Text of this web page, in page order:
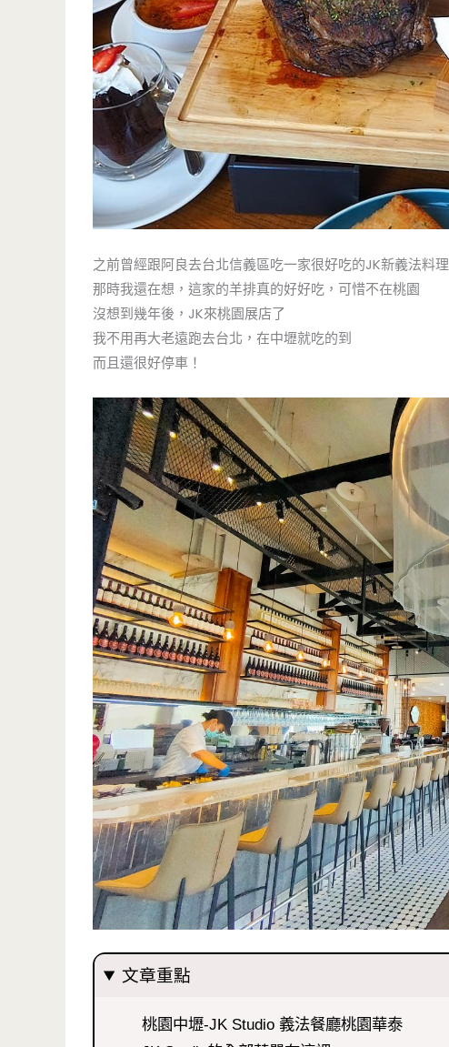
之前曾經跟阿良去台北信義區吃一家很好吃的JK新義法料理
那時我還在想，這家的羊排真的好好吃，可惜不在桃園
沒想到幾年後，JK來桃園展店了
我不用再大老遠跑去台北，在中壢就吃的到
而且還很好停車！
文章重點
桃園中壢-JK Studio 義法餐廳桃園華泰